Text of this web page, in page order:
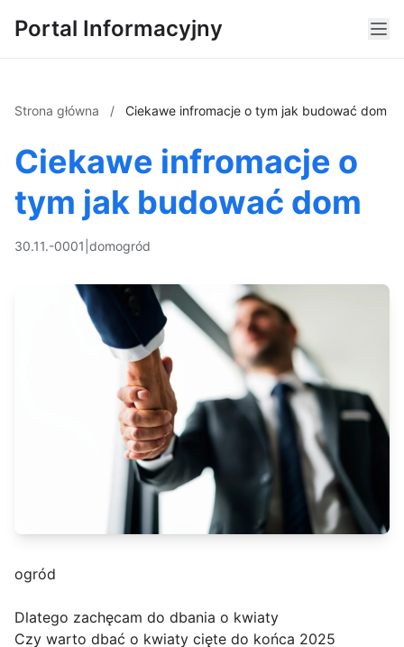
Portal Informacyjny
Strona główna / Ciekawe infromacje o tym jak budować dom
Ciekawe infromacje o
tym jak budować dom
30.11.-0001 domogród
ogród
Dlatego zachęcam do dbania o kwiaty
Czy warto dbać o kwiaty cięte do końca 2025